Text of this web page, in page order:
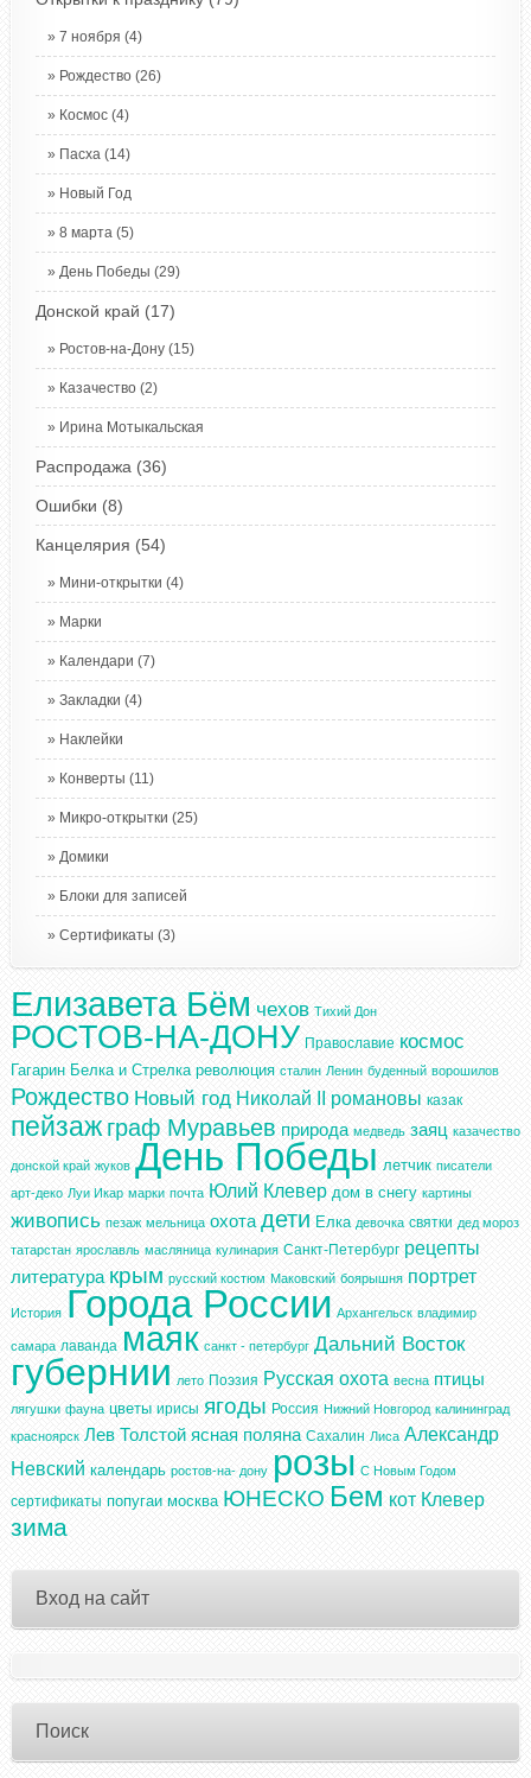
7 ноября (4)
Рождество (26)
Космос (4)
Пасха (14)
Новый Год
8 марта (5)
День Победы (29)
Донской край (17)
Ростов-на-Дону (15)
Казачество (2)
Ирина Мотыкальская
Распродажа (36)
Ошибки (8)
Канцелярия (54)
Мини-открытки (4)
Марки
Календари (7)
Закладки (4)
Наклейки
Конверты (11)
Микро-открытки (25)
Домики
Блоки для записей
Сертификаты (3)
Елизавета Бём чехов Тихий Дон
РОСТОВ-НА-ДОНУ Православие космос
Гагарин Белка и Стрелка революция сталин Ленин буденный ворошилов
Рождество Новый год Николай II романовы казак
пейзаж граф Муравьев природа медведь заяц казачество
донской край жуков День Победы летчик писатели
арт-деко Луи Икар марки почта Юлий Клевер дом в снегу картины
живопись пезаж мельница охота дети Елка девочка святки дед мороз
татарстан ярославль масляница кулинария Санкт-Петербург рецепты
литература крым русский костюм Маковский боярышня портрет
История Города России Архангельск владимир
самара лаванда маяк санкт - петербург Дальний Восток
губернии лето Поэзия Русская охота весна птицы
лягушки фауна цветы ирисы ягоды Россия Нижний Новгород калининград
красноярск Лев Толстой ясная поляна Сахалин Лиса Александр
Невский календарь ростов-на- дону розы С Новым Годом
сертификаты попугаи москва ЮНЕСКО Бем кот Клевер
зима
Вход на сайт
Поиск